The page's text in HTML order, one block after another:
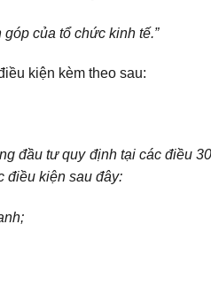
của tổ chức kinh tế.”
kiện kèm theo sau:
đầu tư quy định tại các điều
điều kiện sau đây: